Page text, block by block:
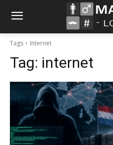
Tags Internet
Tag: internet